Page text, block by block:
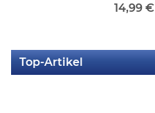
14,99 €
Top-Artikel